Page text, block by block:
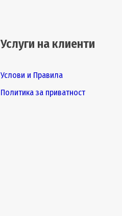
Услуги на клиенти
Услови и Правила
Политика за приватност